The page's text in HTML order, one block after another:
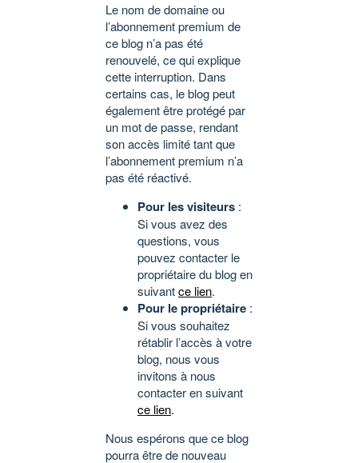
Le nom de domaine ou
l’abonnement premium de
ce blog n’a pas été
renouvelé, ce qui explique
cette interruption. Dans
certains cas, le blog peut
également être protégé par
un mot de passe, rendant
son accès limité tant que
l’abonnement premium n’a
pas été réactivé.
Pour les visiteurs :
Si vous avez des
questions, vous
pouvez contacter le
propriétaire du blog en
suivantce lien.
Pour le propriétaire :
Si vous souhaitez
rétablir l’accès à votre
blog, nous vous
invitons à nous
contacter en suivant
ce lien.
Nous espérons que ce blog
pourra être de nouveau